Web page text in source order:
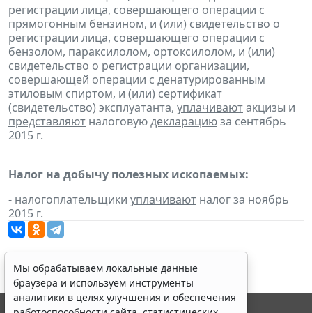
регистрации лица, совершающего операции с
прямогонным бензином, и (или) свидетельство о
регистрации лица, совершающего операции с
бензолом, параксилолом, ортоксилолом, и (или)
свидетельство о регистрации организации,
совершающей операции с денатурированным
этиловым спиртом, и (или) сертификат
(свидетельство) эксплуатанта, уплачиваютакцизы и
представляют налоговуюдекларациюза сентябрь
2015 г.
Налог на добычу полезных ископаемых:
- налогоплательщики уплачивают налог за ноябрь
2015 г.
Мы обрабатываем локальные данные
браузера и используем инструменты
аналитики в целях улучшения и обеспечения